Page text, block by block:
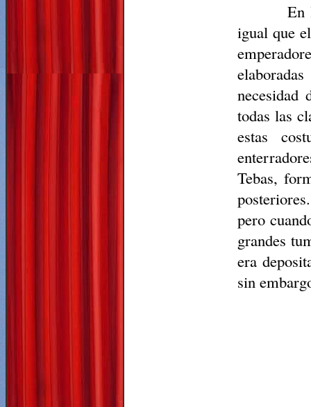
En
igual que
necesidad
todas las
estas
Tebas,
pero
grandes
era
sin